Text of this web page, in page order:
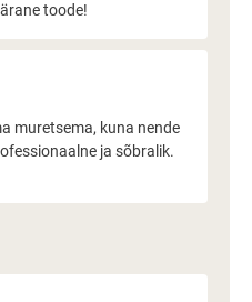
toode!
muretsema, kuna nende
ja sõbralik.